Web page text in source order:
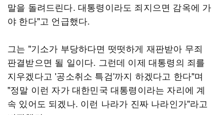
말을 돌려드린다. 대통령이라도 죄지으면 감옥에 가
야 한다"고 언급했다.
그는 "기소가 부당하다면 떳떳하게 재판받아 무죄
판결받으면 될 일이다. 그런데 이제 대통령의 죄를
지우겠다고 '공소취소 특검'까지 하겠다고 한다"며
"정말 이런 자가 대한민국 대통령이라는 자리에 계
속 있어도 되겠나. 이런 나라가 진짜 나라인가"라고